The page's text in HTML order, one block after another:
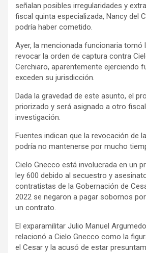
señalan posibles irregularidades y
fiscal quinta especializada, Nancy del
podría haber cometido.
Ayer, la mencionada funcionaria tomó
revocar la orden de captura contra
Cerchiaro, aparentemente ejerciendo
exceden su jurisdicción.
Dada la gravedad de este asunto, el
priorizado y será asignado a otro
investigación.
Fuentes indican que la revocación de
podría no mantenerse por mucho
Cielo Gnecco está involucrada en un
ley 600 debido al secuestro y
contratistas de la Gobernación de
2022 se negaron a pagar sobornos
un contrato.
El exparamilitar Julio Manuel Argumedo,
relacionó a Cielo Gnecco como la
el Cesar y la acusó de estar